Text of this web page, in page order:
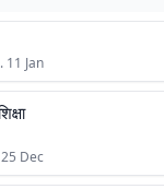
11 Jan
Dec